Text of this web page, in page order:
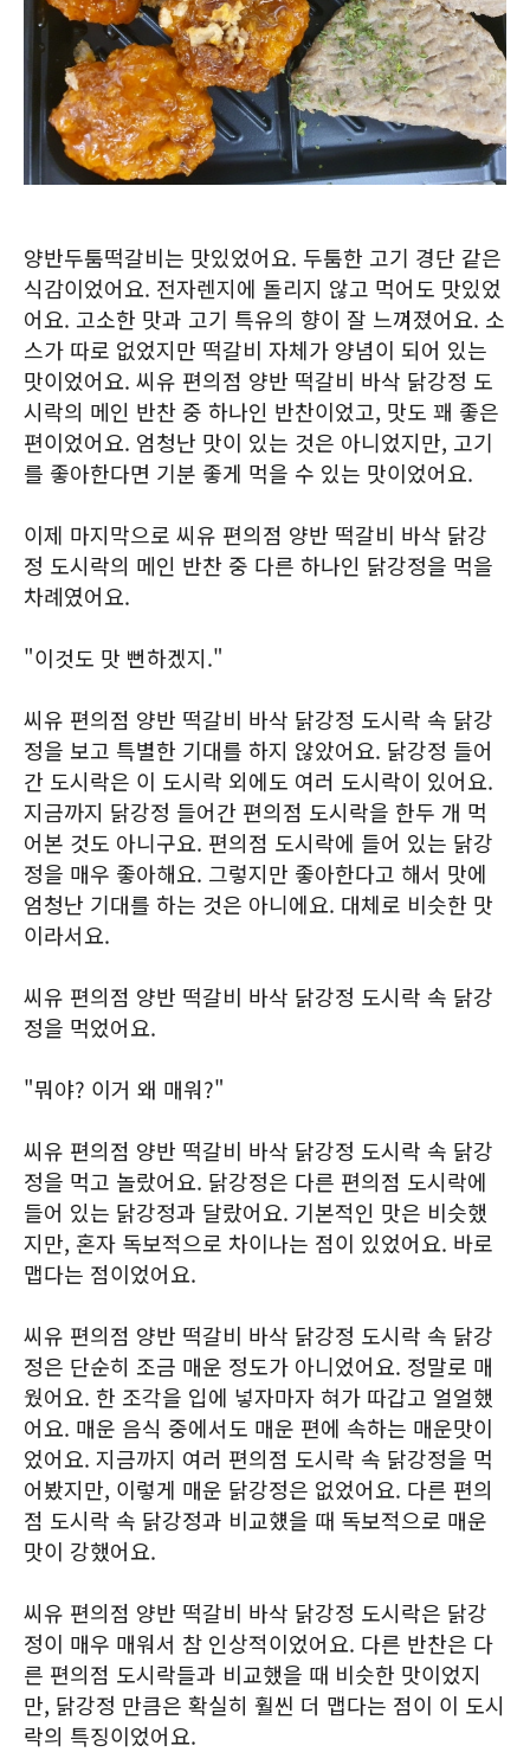
양반두툼떡갈비는 맛있었어요. 두툼한 고기 경단 같은
식감이었어요. 전자렌지에 돌리지 않고 먹어도 맛있었
어요. 고소한 맛과 고기 특유의 향이 잘 느껴졌어요. 소
스가 따로 없었지만 떡갈비 자체가 양념이 되어 있는
맛이었어요. 씨유 편의점 양반 떡갈비 바삭 닭강정 도
시락의 메인 반찬 중 하나인 반찬이었고, 맛도 꽤 좋은
편이었어요. 엄청난 맛이 있는 것은 아니었지만, 고기
를 좋아한다면 기분 좋게 먹을 수 있는 맛이었어요.
이제 마지막으로 씨유 편의점 양반 떡갈비 바삭 닭강
정 도시락의 메인 반찬 중 다른 하나인 닭강정을 먹을
차례였어요.
"이것도 맛 뻔하겠지."
씨유 편의점 양반 떡갈비 바삭 닭강정 도시락 속 닭강
정을 보고 특별한 기대를 하지 않았어요. 닭강정 들어
간 도시락은 이 도시락 외에도 여러 도시락이 있어요.
지금까지 닭강정 들어간 편의점 도시락을 한두 개 먹
어본 것도 아니구요. 편의점 도시락에 들어 있는 닭강
정을 매우 좋아해요. 그렇지만 좋아한다고 해서 맛에
엄청난 기대를 하는 것은 아니에요. 대체로 비슷한 맛
이라서요.
씨유 편의점 양반 떡갈비 바삭 닭강정 도시락 속 닭강
정을 먹었어요.
"뭐야? 이거 왜 매워?"
씨유 편의점 양반 떡갈비 바삭 닭강정 도시락 속 닭강
정을 먹고 놀랐어요. 닭강정은 다른 편의점 도시락에
들어 있는 닭강정과 달랐어요. 기본적인 맛은 비슷했
지만, 혼자 독보적으로 차이나는 점이 있었어요. 바로
맵다는 점이었어요.
씨유 편의점 양반 떡갈비 바삭 닭강정 도시락 속 닭강
정은 단순히 조금 매운 정도가 아니었어요. 정말로 매
웠어요. 한 조각을 입에 넣자마자 혀가 따갑고 얼얼했
어요. 매운 음식 중에서도 매운 편에 속하는 매운맛이
었어요. 지금까지 여러 편의점 도시락 속 닭강정을 먹
어봤지만, 이렇게 매운 닭강정은 없었어요. 다른 편의
점 도시락 속 닭강정과 비교헀을 때 독보적으로 매운
맛이 강했어요.
씨유 편의점 양반 떡갈비 바삭 닭강정 도시락은 닭강
정이 매우 매워서 참 인상적이었어요. 다른 반찬은 다
른 편의점 도시락들과 비교했을 때 비슷한 맛이었지
만, 닭강정 만큼은 확실히 훨씬 더 맵다는 점이 이 도시
락의 특징이었어요.